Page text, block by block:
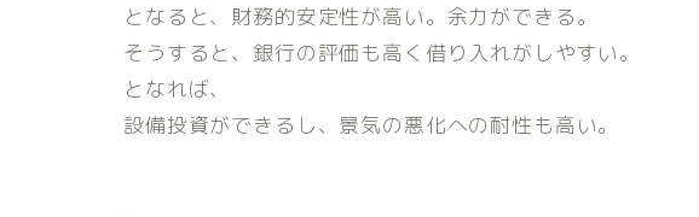
となると、財務的安定性が高い。余力ができる。
そうすると、銀行の評価も高く借り入れがしやすい。
となれば、
設備投資ができるし、景気の悪化への耐性も高い。